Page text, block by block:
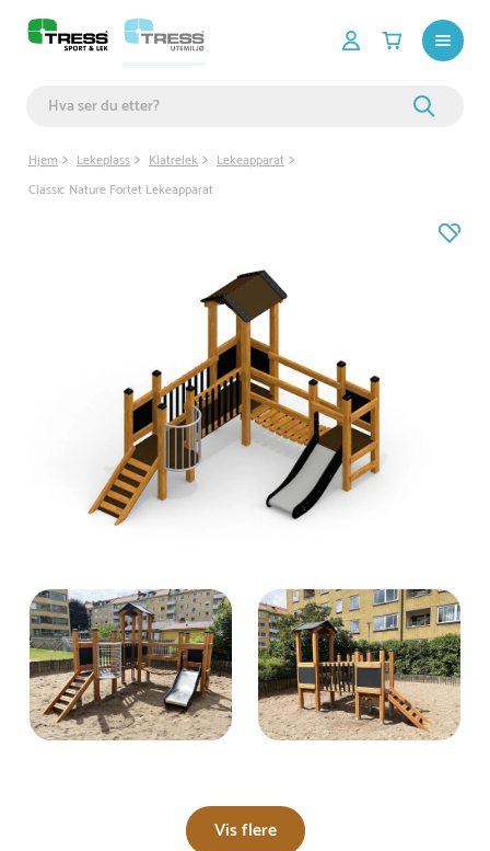
Hjem Lekeplass Klatrelek
Lekeapparat
Classic Nature Fortet Lekeapparat
Vis flere